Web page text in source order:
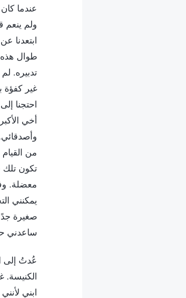
عندما
ولم ينعم
ابتعدنا
طوال هذه
تدبيره.
غير كفؤة
احتجنا
أخي
من
تكون تلك
معضلة.
يمكنني
صغيرة
ساعدني
عُدتُ إلى
ابني